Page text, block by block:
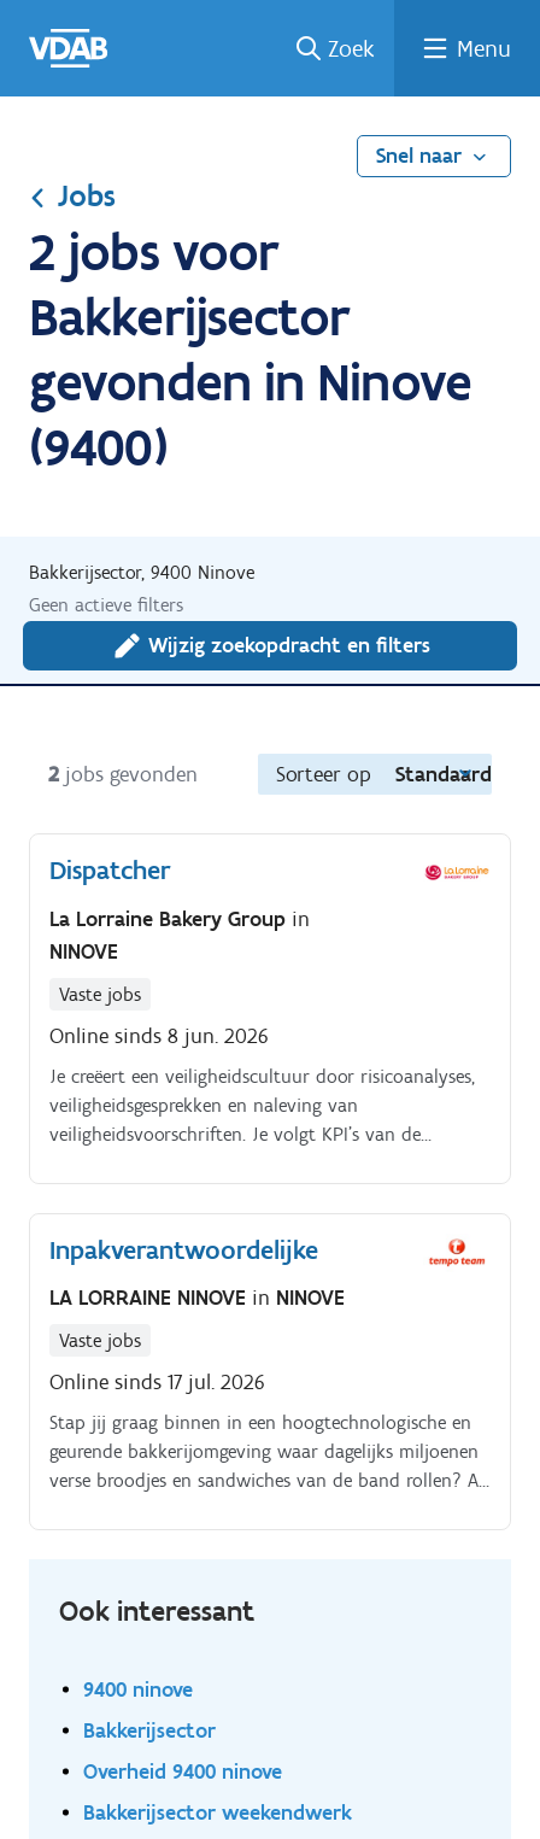
naar
een
een
job
naar
Zoek Menu
Snel naar
Jobs
2 jobs voor
Bakkerijsector
gevonden in Ninove
(9400)
Bakkerijsector, 9400 Ninove
Geen actieve filters
Wijzig zoekopdracht en filters
2 jobs gevonden Sorteer op Standaard
Dispatcher
La Lorraine Bakery Group in
NINOVE
Vaste jobs
Online sinds 8 jun. 2026
Je creëert een veiligheidscultuur door risicoanalyses,
veiligheidsgesprekken en naleving van
veiligheidsvoorschriften. Je volgt KPI’s van de
en rapporteert hierover.
Inpakverantwoordelijke
LA LORRAINE NINOVE in NINOVE
Vaste jobs
Online sinds 17 jul. 2026
Stap jij graag binnen in een hoogtechnologische en
geurende bakkerijomgeving waar dagelijks miljoenen
verse broodjes en sandwiches van de band rollen? Als
Ook interessant
9400 ninove
Bakkerijsector
Overheid 9400 ninove
Bakkerijsector weekendwerk